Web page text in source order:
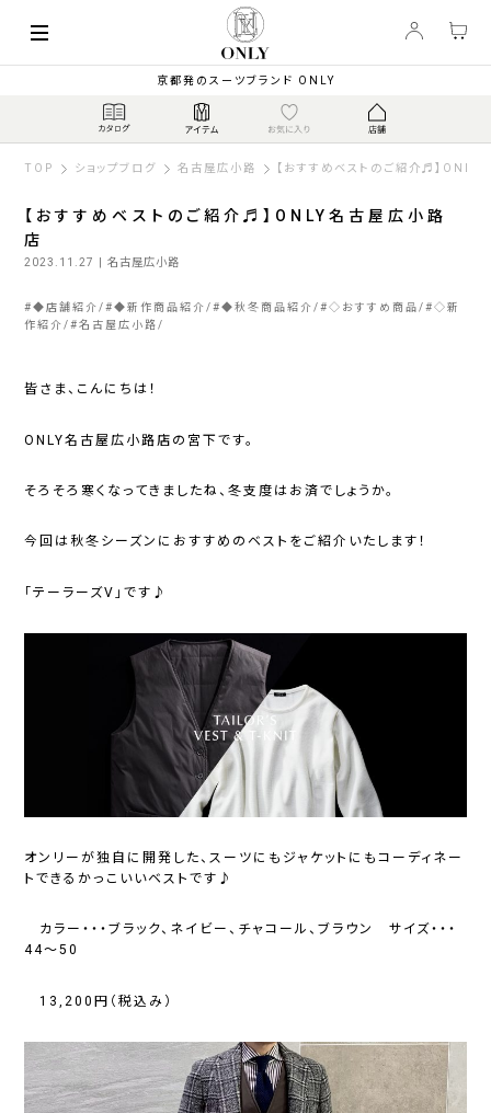
京都発のスーツブランド ONLY
TOP ショップブログ 名古屋広小路 【おすすめベストのご紹介♬】ONLY
【おすすめベストのご紹介♬】ONLY名古屋広小路
店
2023.11.27 | 名古屋広小路
#◆店舗紹介 #◆新作商品紹介 #◆秋冬商品紹介 #◇おすすめ商品 #◇新
作紹介 #名古屋広小路
皆さま、こんにちは！
ONLY名古屋広小路店の宮下です。
そろそろ寒くなってきましたね、冬支度はお済でしょうか。
今回は秋冬シーズンにおすすめのベストをご紹介いたします！
「テーラーズV」です♪
オンリーが独自に開発した、スーツにもジャケットにもコーディネー
トできるかっこいいベストです♪
カラー・・・ブラック、ネイビー、チャコール、ブラウン サイズ・・・
44～50
13,200円（税込み）